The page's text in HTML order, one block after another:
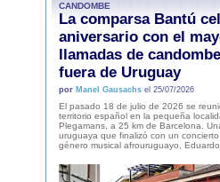
CANDOMBE
La comparsa Bantú
aniversario con el
llamadas de
fuera de Uruguay
por Manel Gausachsel 25/07/2026
El pasado 18 de julio de 2026 se
territorio español en la pequeña
Plegamans, a 25 km de Barcelona.
uruguaya que finalizó con un
género musical afrouruguayo, Eduardo